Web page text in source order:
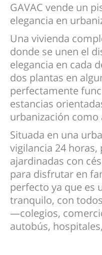
GAVAC vende un
elegancia en
Una vivienda
donde se unen el
elegancia en cada
dos plantas en
perfectamente
estancias
urbanización como
Situada en una
vigilancia 24 horas,
ajardinadas con
para disfrutar en
perfecto ya que es
tranquilo, con
—colegios,
autobús,